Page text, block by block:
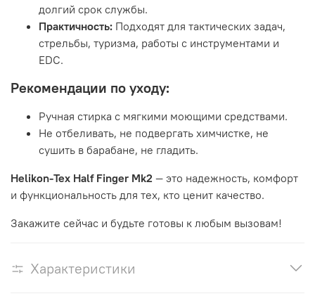
долгий срок службы.
Практичность: Подходят для тактических задач,
стрельбы, туризма, работы с инструментами и
EDC.
Рекомендации по уходу:
Ручная стирка с мягкими моющими средствами.
Не отбеливать, не подвергать химчистке, не
сушить в барабане, не гладить.
Helikon-Tex Half Finger Mk2 — это надежность, комфорт
и функциональность для тех, кто ценит качество.
Закажите сейчас и будьте готовы к любым вызовам!
Характеристики